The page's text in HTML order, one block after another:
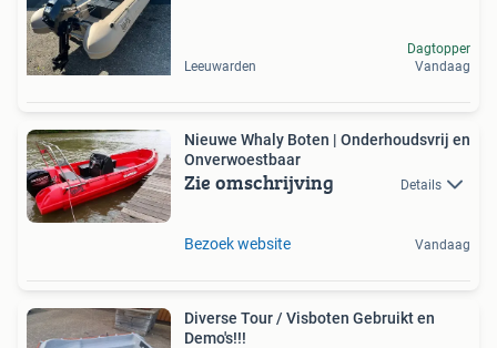
Leeuwarden
Dagtopper
Vandaag
Nieuwe Whaly Boten | Onderhoudsvrij en
Onverwoestbaar
Zie omschrijving Details
Bezoek website Vandaag
Diverse Tour / Visboten Gebruikt en
Demo's!!!